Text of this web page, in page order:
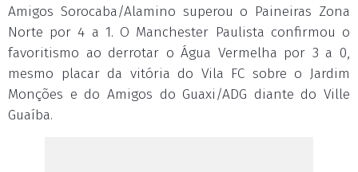
Amigos Sorocaba/Alamino superou o Paineiras Zona
Norte por 4 a 1. O Manchester Paulista confirmou o
favoritismo ao derrotar o Água Vermelha por 3 a 0,
mesmo placar da vitória do Vila FC sobre o Jardim
Monções e do Amigos do Guaxi/ADG diante do Ville
Guaíba.